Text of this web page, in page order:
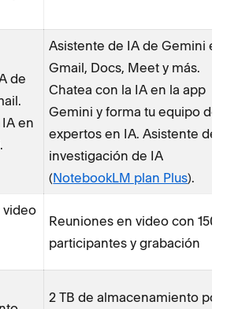
de
en
Asistente de IA de Gemini en
Gmail, Docs, Meet y más.
Chatea con la IA en la app
Gemini y forma tu equipo de
expertos en IA. Asistente de
investigación de IA
(NotebookLM plan Plus).
video
Reuniones en video con 150
participantes y grabación
2 TB de almacenamiento por